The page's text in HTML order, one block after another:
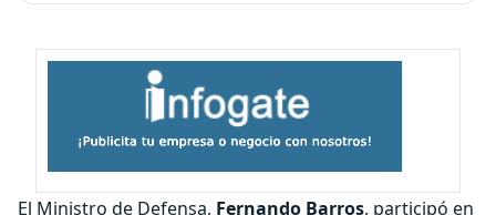
El Ministro de Defensa, Fernando Barros, participó en